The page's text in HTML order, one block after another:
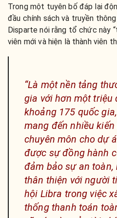
Trong một tuyên bố đáp lại
đầu chính sách và truyền
Disparte nói rằng tổ chức này
viên mới và hiện là thành viên
“Là một nền tảng
gia với hơn một triệu
khoảng 175 quốc
mang đến nhiều
chuyên môn cho dự
được sự đồng hành
đảm bảo sự an toàn,
thân thiện với người
hội Libra trong việc
thống thanh toán